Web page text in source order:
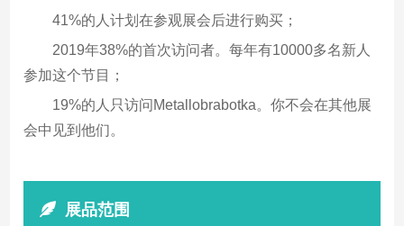
41%的人计划在参观展会后进行购买；
2019年38%的首次访问者。每年有10000多名新人
参加这个节目；
19%的人只访问Metallobrabotka。你不会在其他展
会中见到他们。
展品范围